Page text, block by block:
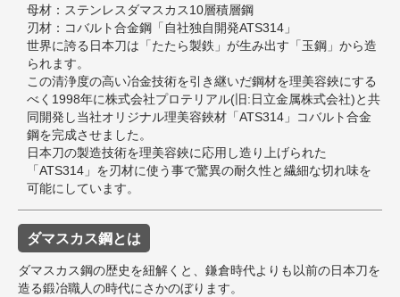
母材：ステンレスダマスカス10層積層鋼
刃材：コバルト合金鋼「自社独自開発ATS314」
世界に誇る日本刀は「たたら製鉄」が生み出す「玉鋼」から造
られます。
この清浄度の高い冶金技術を引き継いだ鋼材を理美容鋏にする
べく1998年に株式会社プロテリアル(旧:日立金属株式会社)と共
同開発し当社オリジナル理美容鋏材「ATS314」コバルト合金
鋼を完成させました。
日本刀の製造技術を理美容鋏に応用し造り上げられた
「ATS314」を刃材に使う事で驚異の耐久性と繊細な切れ味を
可能にしています。
ダマスカス鋼とは
ダマスカス鋼の歴史を紐解くと、鎌倉時代よりも以前の日本刀を
造る鍛冶職人の時代にさかのぼります。